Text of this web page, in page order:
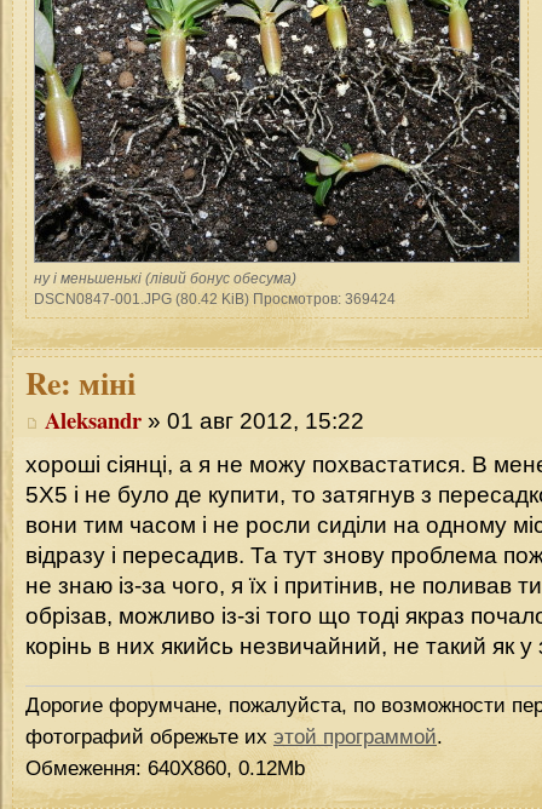
ну і меньшенькі (лівий бонус обесума)
DSCN0847-001.JPG (80.42 KiB) Просмотров: 369424
Re: міні
Aleksandr » 01 авг 2012, 15:22
хороші сіянці, а я не можу похвастатися. В
5Х5 і не було де купити, то затягнув з
вони тим часом і не росли сиділи на одному
відразу і пересадив. Та тут знову проблема
не знаю із-за чого, я їх і притінив, не поливав
обрізав, можливо із-зі того що тоді якраз
корінь в них якийсь незвичайний, не такий як
Дорогие форумчане, пожалуйста, по возможности
фотографий обрежьте ихэтой программой.
Обмеження: 640Х860, 0.12Mb